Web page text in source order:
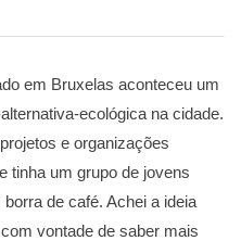
em Bruxelas aconteceu um
ecológica na cidade.
e organizações
tinha um grupo de jovens
de café. Achei a ideia
vontade de saber mais